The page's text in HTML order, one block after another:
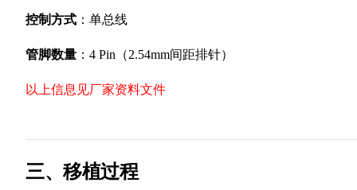
控制方式 ：单总线
管脚数量 ：4 Pin（2.54mm间距排针）
以上信息见厂家资料文件
三、移植过程